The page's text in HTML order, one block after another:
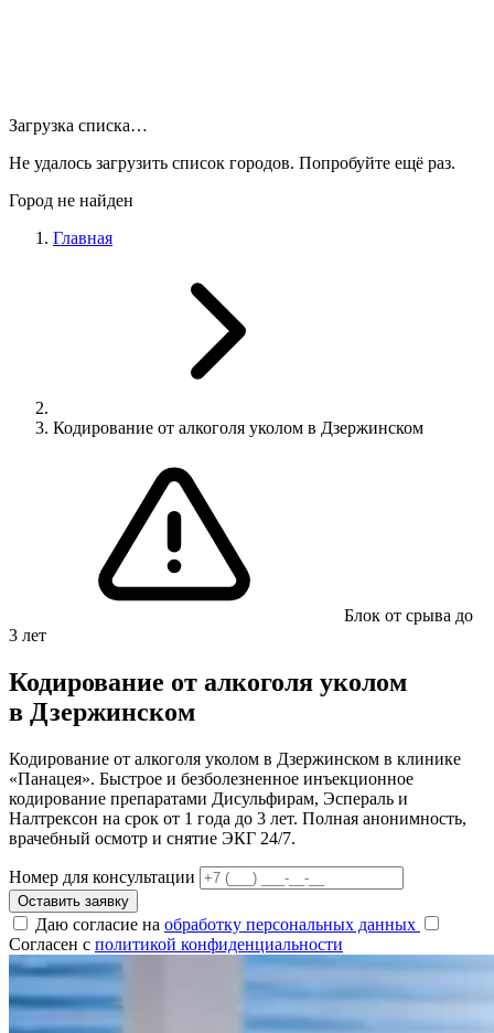
Загрузка списка…
Не удалось загрузить список городов. Попробуйте ещё раз.
Город не найден
Главная
Кодирование от алкоголя уколом в Дзержинском
Блок от срыва до
3 лет
Кодирование от алкоголя уколом
в Дзержинском
Кодирование от алкоголя уколом в Дзержинском в клинике
«Панацея». Быстрое и безболезненное инъекционное
кодирование препаратами Дисульфирам, Эспераль и
Налтрексон на срок от 1 года до 3 лет. Полная анонимность,
врачебный осмотр и снятие ЭКГ 24/7.
Номер для консультации
Оставить заявку
Даю согласие на обработку персональных данных
Согласен с политикой конфиденциальности